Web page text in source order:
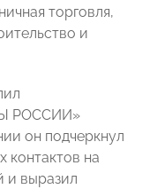
торговля,
и
РОССИИ»
он подчеркнул
контактов на
и выразил